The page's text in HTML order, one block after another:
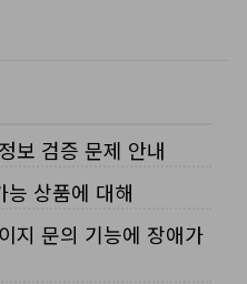
보 검증 문제 안내
능 상품에 대해
지 문의 기능에 장애가